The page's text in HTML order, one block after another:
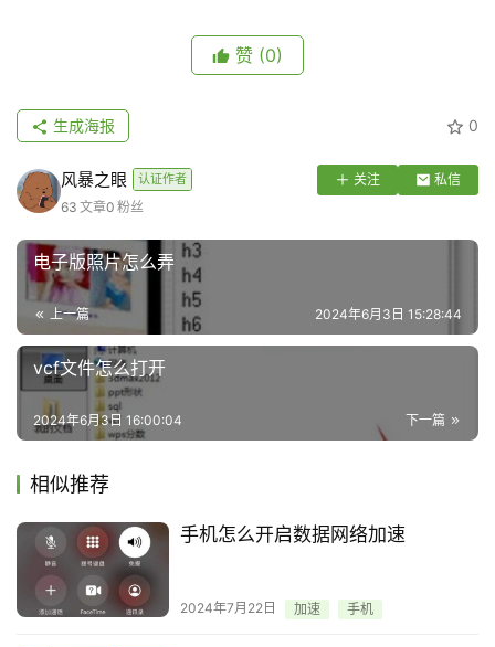
赞 (0)
0
生成海报
风暴之眼 认证作者 关注
私信
63 文章0 粉丝
电子版照片怎么弄
上一篇 2024年6月3日 15:28:44
vcf文件怎么打开
下一篇
2024年6月3日 16:00:04
相似推荐
手机怎么开启数据网络加速
2024年7月22日 加速 手机